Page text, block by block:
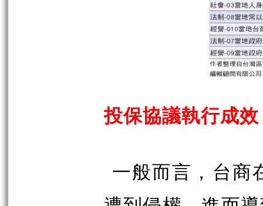
投保協議執行成效
一般而言，台商